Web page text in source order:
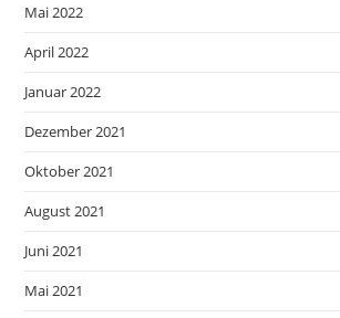
Mai 2022
April 2022
Januar 2022
Dezember 2021
Oktober 2021
August 2021
Juni 2021
Mai 2021